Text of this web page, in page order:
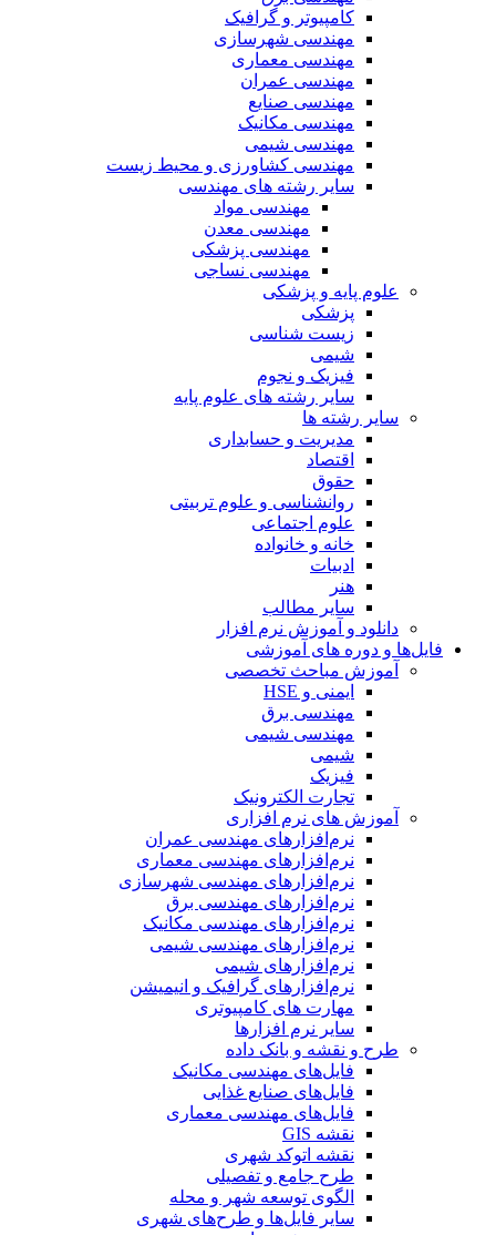
کامپیوتر و گرافیک
مهندسی شهرسازی
مهندسی معماری
مهندسی عمران
مهندسی صنایع
مهندسی مکانیک
مهندسی شیمی
مهندسی کشاورزی و محیط زیست
سایر رشته های مهندسی
مهندسی مواد
مهندسی معدن
مهندسی پزشکی
مهندسی نساجی
علوم پایه و پزشکی
پزشکی
زیست شناسی
شیمی
فیزیک و نجوم
سایر رشته های علوم پایه
سایر رشته ها
مدیریت و حسابداری
اقتصاد
حقوق
روانشناسی و علوم تربیتی
علوم اجتماعی
خانه و خانواده
ادبیات
هنر
سایر مطالب
دانلود و آموزش نرم افزار
فایل‌ها و دوره های آموزشی
آموزش مباحث تخصصی
ایمنی و HSE
مهندسی برق
مهندسی شیمی
شیمی
فیزیک
تجارت الکترونیک
آموزش های نرم افزاری
نرم‌افزارهای مهندسی عمران
نرم‌افزارهای مهندسی معماری
نرم‌افزارهای مهندسی شهرسازی
نرم‌افزارهای مهندسی برق
نرم‌افزارهای مهندسی مکانیک
نرم‌افزارهای مهندسی شیمی
نرم‌افزارهای شیمی
نرم‌افزارهای گرافیک و انیمیشن
مهارت های کامپیوتری
سایر نرم افزارها
طرح و نقشه و بانک داده
فایل‌های مهندسی مکانیک
فایل‌های صنایع غذایی
فایل‌های مهندسی معماری
نقشه GIS
نقشه اتوکد شهری
طرح جامع و تفصیلی
الگوی توسعه شهر و محله
سایر فایل‌ها و طرح‌های شهری